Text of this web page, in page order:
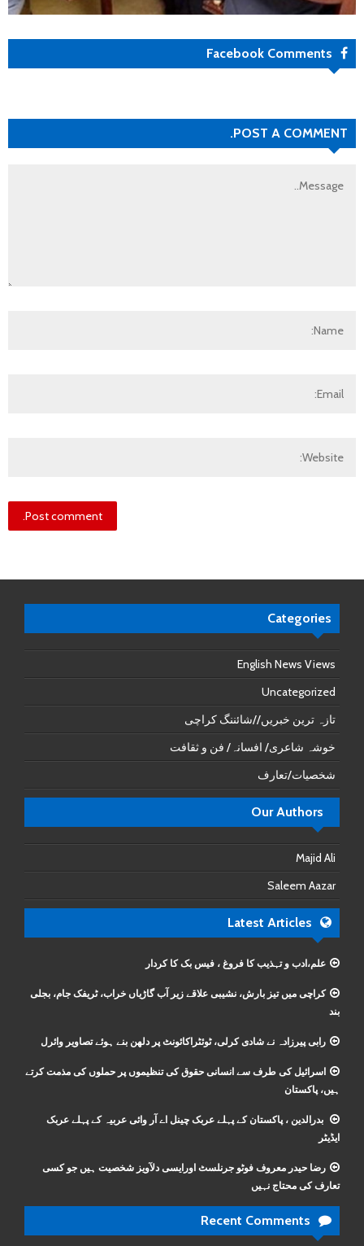
Facebook Comments
POST A COMMENT.
Categories
English News Views
Uncategorized
تازہ ترین خبریں//شائننگ کراچی
خوشہ شاعری/ افسانہ/ فن و ثقافت
شخصیات/تعارف
Our Authors
Majid Ali
Saleem Aazar
Latest Articles
علم،ادب و تہذیب کا فروغ ، فیس بک کا کردار
کراچی میں تیز بارش، نشیبی علاقے زیر آب گاڑیاں خراب، ٹریفک جام، بجلی
بند
رابی پیرزادہ نے شادی کرلی، ٹوئٹراکائونٹ پر دلھن بنے ہوئے تصاویر وائرل
اسرائیل کی طرف سے انسانی حقوق کی تنظیموں پر حملوں کی مذمت کرتے
ہیں، پاکستان
بدرالدین ، پاکستان کے پہلے عربک چینل اے آر وائی عربیہ کے پہلے عربک
ایڈیٹر
رضا حیدر معروف فوٹو جرنلسٹ اورایسی دلآویز شخصیت ہیں جو کسی
تعارف کی محتاج نہیں
Recent Comments